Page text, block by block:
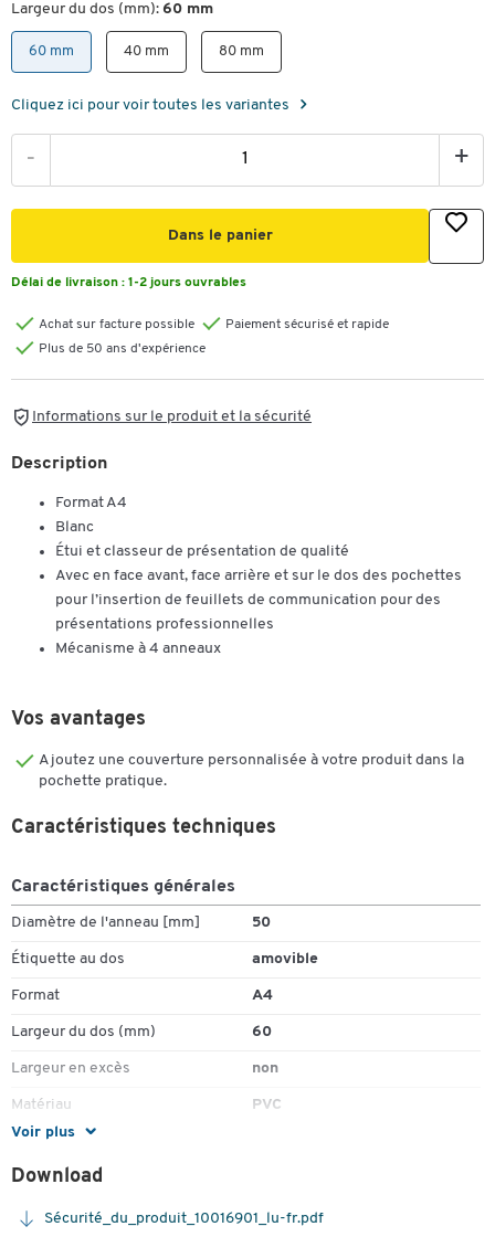
Largeur du dos (mm): 60 mm
60 mm 40 mm 80 mm
Cliquez ici pour voir toutes les variantes
- +
Dans le panier
Délai de livraison : 1-2 jours ouvrables
Achat sur facture possible
Paiement sécurisé et rapide
Plus de 50 ans d'expérience
Informations sur le produit et la sécurité
Description
Format A4
Blanc
Étui et classeur de présentation de qualité
Avec en face avant, face arrière et sur le dos des pochettes
pour l’insertion de feuillets de communication pour des
présentations professionnelles
Mécanisme à 4 anneaux
Vos avantages
Ajoutez une couverture personnalisée à votre produit dans la
pochette pratique.
Voir plus
Caractéristiques techniques
Caractéristiques générales
Diamètre de l'anneau [mm] 50
Étiquette au dos amovible
Format A4
Largeur du dos (mm) 60
Largeur en excès non
Matériau PVC
Mécanisme en anneau
Pochette d'insertion
Retenue non
Download
Sécurité_du_produit_10016901_lu-fr.pdf